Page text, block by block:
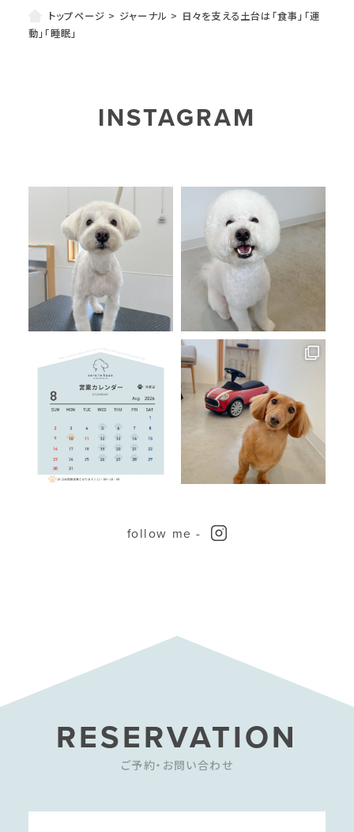
トップページ > ジャーナル > 日々を支える土台は「食事」「運
動」「睡眠」
INSTAGRAM
follow me -
RESERVATION
ご予約・お問い合わせ